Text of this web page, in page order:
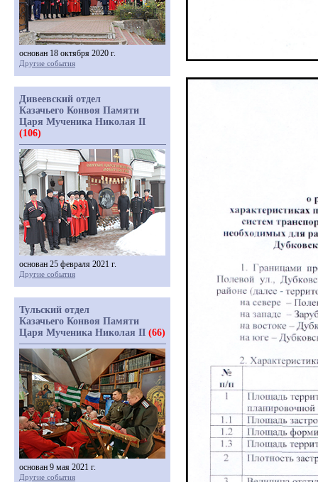
основан 18 октября 2020 г.
Другие события
Дивеевский отдел
Казачьего Конвоя Памяти
Царя Мученика Николая II
(106)
основан 25 февраля 2021 г.
Другие события
Тульский отдел
Казачьего Конвоя Памяти
Царя Мученика Николая II (66)
основан 9 мая 2021 г.
Другие события